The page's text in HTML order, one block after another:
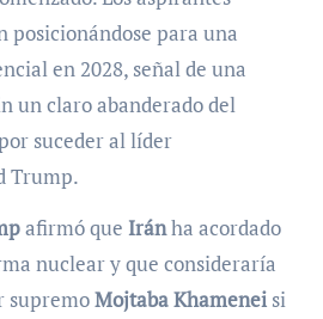
posicionándose para una
en 2028, señal de una
un claro abanderado del
suceder al líder
Trump.
afirmó que Iránha acordado
nuclear y que consideraría
supremoMojtaba Khamenei si